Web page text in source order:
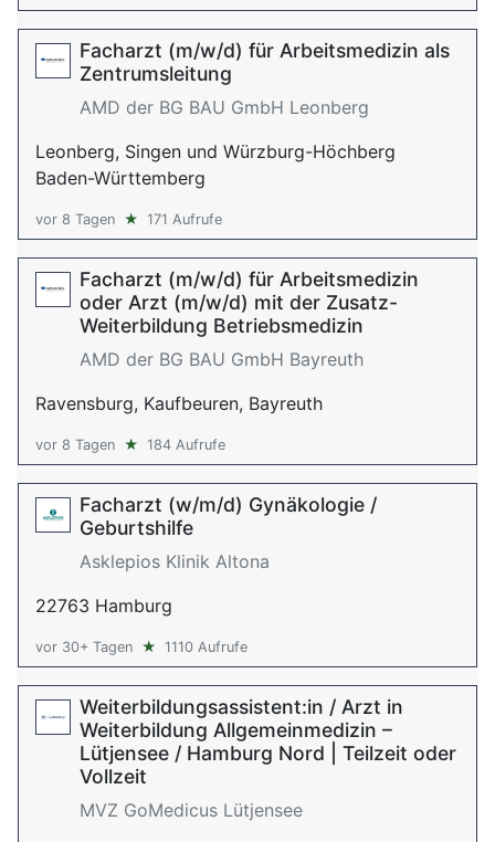
Facharzt (m/w/d) für Arbeitsmedizin als
Zentrumsleitung
AMD der BG BAU GmbH Leonberg
Leonberg, Singen und Würzburg-Höchberg
Baden-Württemberg
vor 8 Tagen ★ 171 Aufrufe
Facharzt (m/w/d) für Arbeitsmedizin
oder Arzt (m/w/d) mit der Zusatz-
Weiterbildung Betriebsmedizin
AMD der BG BAU GmbH Bayreuth
Ravensburg, Kaufbeuren, Bayreuth
vor 8 Tagen ★ 184 Aufrufe
Facharzt (w/m/d) Gynäkologie /
Geburtshilfe
Asklepios Klinik Altona
22763 Hamburg
vor 30+ Tagen ★ 1110 Aufrufe
Weiterbildungsassistent:in / Arzt in
Weiterbildung Allgemeinmedizin –
Lütjensee / Hamburg Nord | Teilzeit oder
Vollzeit
MVZ GoMedicus Lütjensee